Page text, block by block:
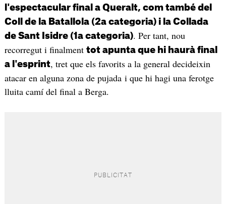
l'espectacular final a Queralt, com també del
Coll de la Batallola (2a categoria) i la Collada
de Sant Isidre (1a categoria). Per tant, nou
recorregut i finalment tot apunta que hi haurà final
a l'esprint, tret que els favorits a la general decideixin
atacar en alguna zona de pujada i que hi hagi una ferotge
lluita camí del final a Berga.